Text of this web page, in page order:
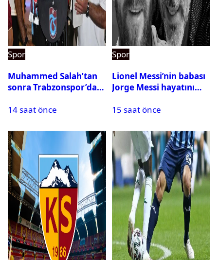
Spor
Muhammed Salah’tan
sonra Trabzonspor’dan
14 saat önce
Spor
Lionel Messi’nin babası
Jorge Messi hayatını
15 saat önce